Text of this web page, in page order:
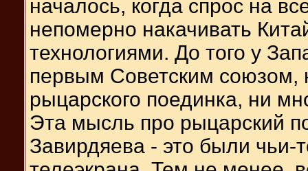
началось, когда спрос на
непомерно накачивать
технологиями. До того у
первым Советским
рыцарского поединка, ни
Эта мысль про рыцарский
Завирдяева - это были чьи-